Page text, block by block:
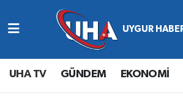
UHA TV GÜNDEM EKONOMİ
Abone Ol
Gündem
Nöbetçi Eczaneler
Hava Durumu